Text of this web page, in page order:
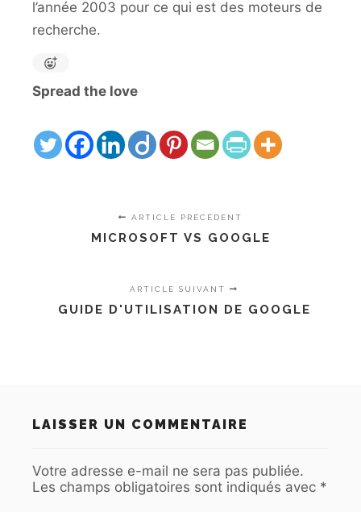
l’année 2003 pour ce qui est des moteurs de
recherche.
Spread the love
ARTICLE PRÉCÉDENT
MICROSOFT VS GOOGLE
ARTICLE SUIVANT
GUIDE D'UTILISATION DE GOOGLE
LAISSER UN COMMENTAIRE
Votre adresse e-mail ne sera pas publiée.
Les champs obligatoires sont indiqués avec *